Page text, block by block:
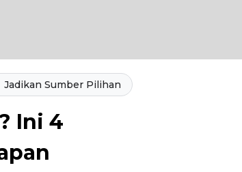
Jadikan Sumber Pilihan
Ini 4